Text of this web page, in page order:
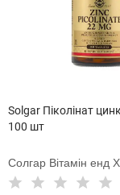
Solgar Піколінат
100 шт
Солгар Вітамін енд